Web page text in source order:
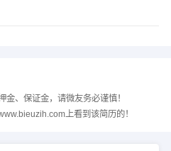
、保证金，请微友务必谨慎！
上看到该简历的！